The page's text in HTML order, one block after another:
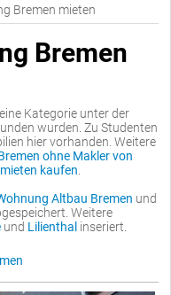
Bremen mieten
Bremen
Kategorie unter der
wurden. Zu Studenten
hier vorhanden. Weitere
ohne Makler von
kaufen
Altbau Bremen und
Weitere
und Lilienthal inseriert.